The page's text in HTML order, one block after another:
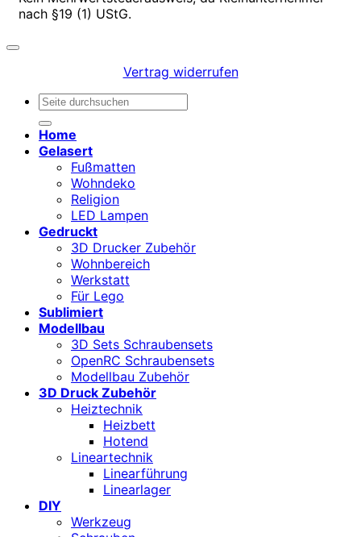
nach §19 (1) UStG.
Vertrag widerrufen
Suchen
Home
Gelasert
Fußmatten
Wohndeko
Religion
LED Lampen
Gedruckt
3D Drucker Zubehör
Wohnbereich
Werkstatt
Für Lego
Sublimiert
Modellbau
3D Sets Schraubensets
OpenRC Schraubensets
Modellbau Zubehör
3D Druck Zubehör
Heiztechnik
Heizbett
Hotend
Lineartechnik
Linearführung
Linearlager
DIY
Werkzeug